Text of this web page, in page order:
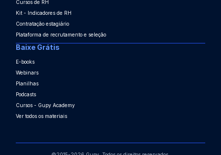
Cursos de RH
Kit - Indicadores de RH
Contratação estagiário
Plataforma de recrutamento e seleção
Baixe Grátis
E-books
Webinars
Planilhas
Podcasts
Cursos - Gupy Academy
Ver todos os materiais